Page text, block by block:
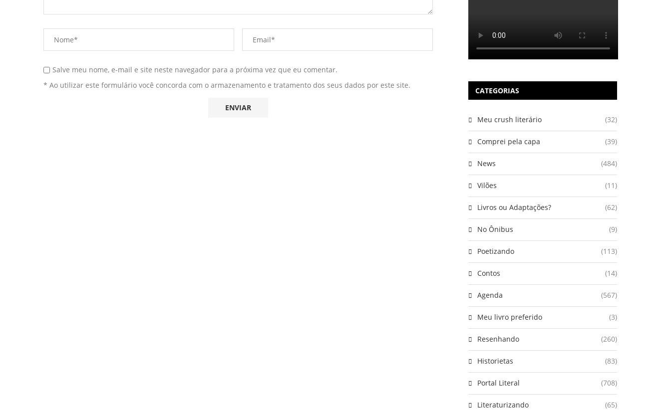
Salve meu nome, e-mail e site neste navegador para a próxima vez que eu comentar.
* Ao utilizar este formulário você concorda com o armazenamento e tratamento dos seus dados por este site.
CATEGORIAS
Meu crush literário (32)
Comprei pela capa (39)
News (484)
Vilões (11)
Livros ou Adaptações? (62)
No Ônibus (9)
Poetizando (113)
Contos (14)
Agenda (567)
Meu livro preferido (3)
Resenhando (260)
Historietas (83)
Portal Literal (708)
Literaturizando (65)